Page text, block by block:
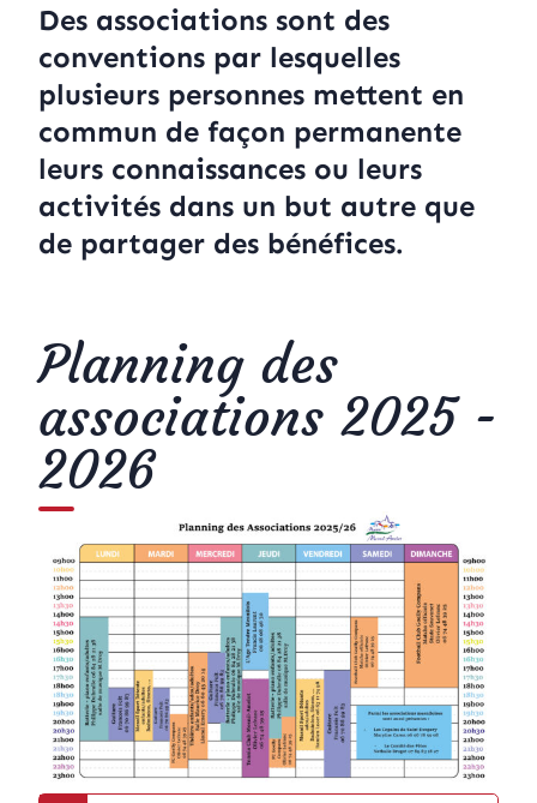
Des associations sont des
conventions par lesquelles
plusieurs personnes mettent en
commun de façon permanente
leurs connaissances ou leurs
activités dans un but autre que
de partager des bénéfices.
Planning des
associations 2025 -
2026